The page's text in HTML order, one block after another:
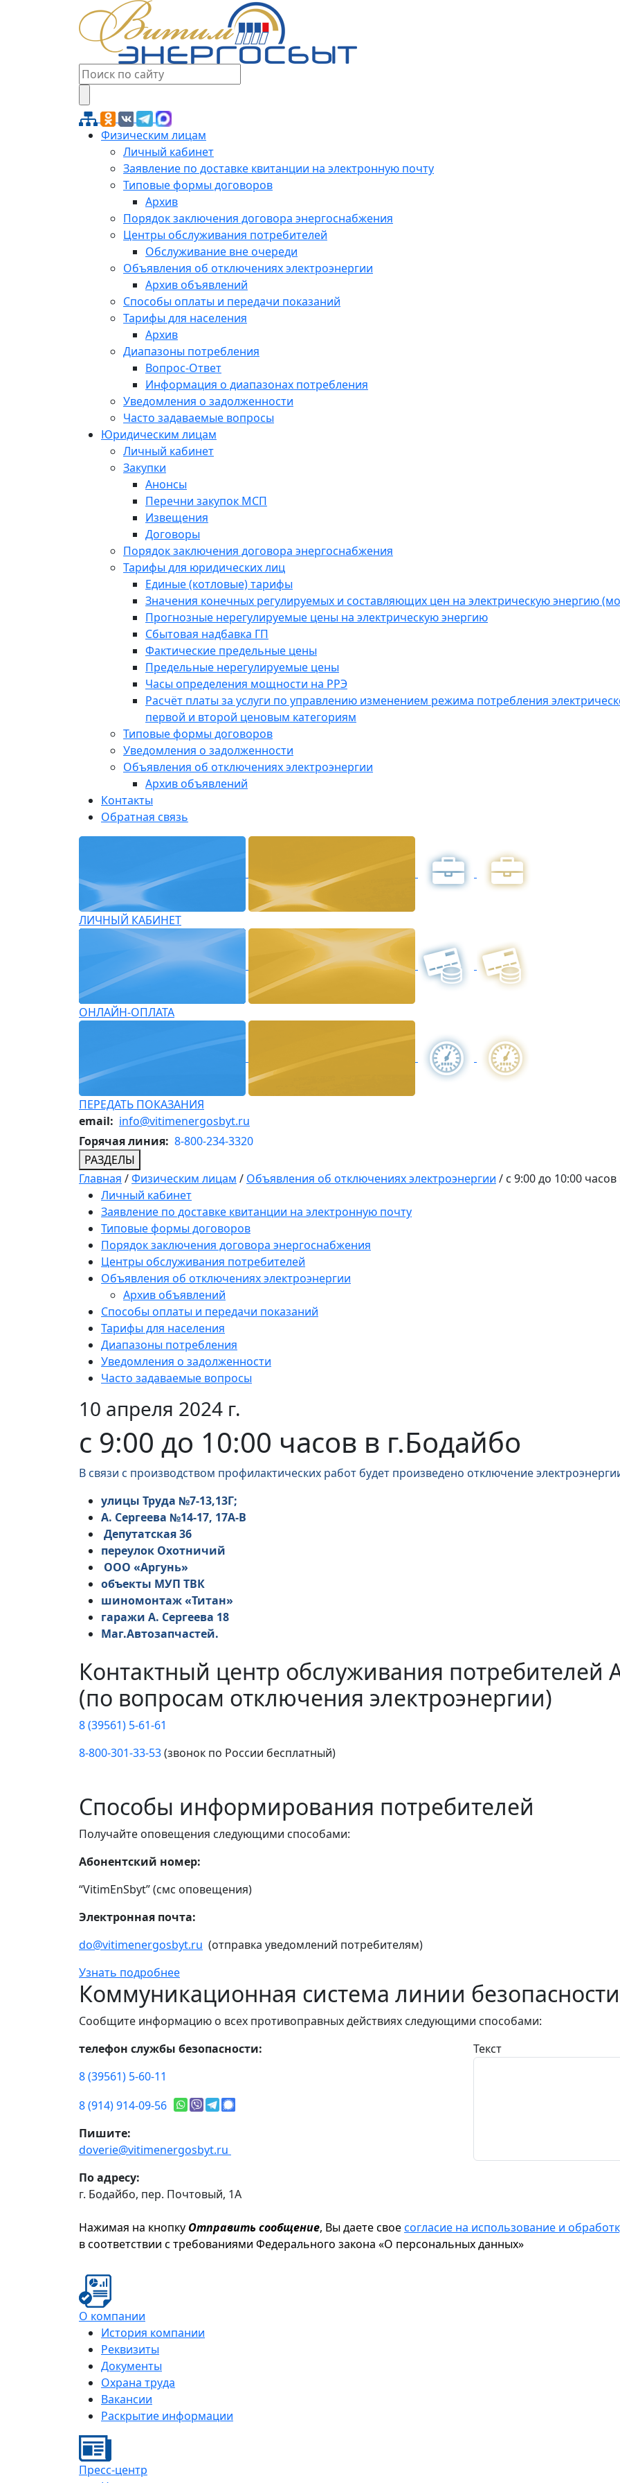
Физическим лицам
Личный кабинет
Заявление по доставке квитанции на электронную почту
Типовые формы договоров
Архив
Порядок заключения договора энергоснабжения
Центры обслуживания потребителей
Обслуживание вне очереди
Объявления об отключениях электроэнергии
Архив объявлений
Способы оплаты и передачи показаний
Тарифы для населения
Архив
Диапазоны потребления
Вопрос-Ответ
Информация о диапазонах потребления
Уведомления о задолженности
Часто задаваемые вопросы
Юридическим лицам
Личный кабинет
Закупки
Анонсы
Перечни закупок МСП
Извещения
Договоры
Порядок заключения договора энергоснабжения
Тарифы для юридических лиц
Единые (котловые) тарифы
Значения конечных регулируемых и составляющих цен на электрическую энергию
Прогнозные нерегулируемые цены на электрическую энергию
Сбытовая надбавка ГП
Фактические предельные цены
Предельные нерегулируемые цены
Часы определения мощности на РРЭ
Расчёт платы за услуги по управлению изменением режима потребления
первой и второй ценовым категориям
Типовые формы договоров
Уведомления о задолженности
Объявления об отключениях электроэнергии
Архив объявлений
Контакты
Обратная связь
ЛИЧНЫЙ КАБИНЕТ
ОНЛАЙН-ОПЛАТА
ПЕРЕДАТЬ ПОКАЗАНИЯ
email: info@vitimenergosbyt.ru
Горячая линия: 8-800-234-3320
РАЗДЕЛЫ
Главная /Физическим лицам / Объявления об отключениях электроэнергии / с 9:00 до 10:00
Личный кабинет
Заявление по доставке квитанции на электронную почту
Типовые формы договоров
Порядок заключения договора энергоснабжения
Центры обслуживания потребителей
Объявления об отключениях электроэнергии
Архив объявлений
Способы оплаты и передачи показаний
Тарифы для населения
Диапазоны потребления
Уведомления о задолженности
Часто задаваемые вопросы
10 апреля 2024 г.
с 9:00 до 10:00 часов в г.Бодайбо
В связи с производством профилактических работ будет произведено отключение
улицы Труда №7-13,13Г;
А. Сергеева №14-17, 17А-В
Депутатская 36
переулок Охотничий
ООО «Аргунь»
объекты МУП ТВК
шиномонтаж «Титан»
гаражи А. Сергеева 18
Маг.Автозапчастей.
Контактный центр обслуживания потребителей
(по вопросам отключения электроэнергии)
8 (39561) 5-61-61
8-800-301-33-53(звонок по России бесплатный)
Способы информирования потребителей
Получайте оповещения следующими способами:
Абонентский номер:
“VitimEnSbyt” (смс оповещения)
Электронная почта:
do@vitimenergosbyt.ru (отправка уведомлений потребителям)
Узнать подробнее
Коммуникационная система линии безопасности
Сообщите информацию о всех противоправных действиях следующими способами:
телефон службы безопасности:
8 (39561) 5-60-11
8 (914) 914-09-56
Пишите:
doverie@vitimenergosbyt.ru
По адресу:
г. Бодайбо, пер. Почтовый, 1А
Текст
Нажимая на кнопку Отправить сообщение, Вы даете своесогласие на использование и
в соответствии с требованиями Федерального закона «О персональных данных»
О компании
История компании
Реквизиты
Документы
Охрана труда
Вакансии
Раскрытие информации
Пресс-центр